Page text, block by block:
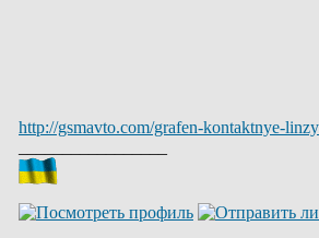
http://gsmavto.com/grafen-kontaktnye-